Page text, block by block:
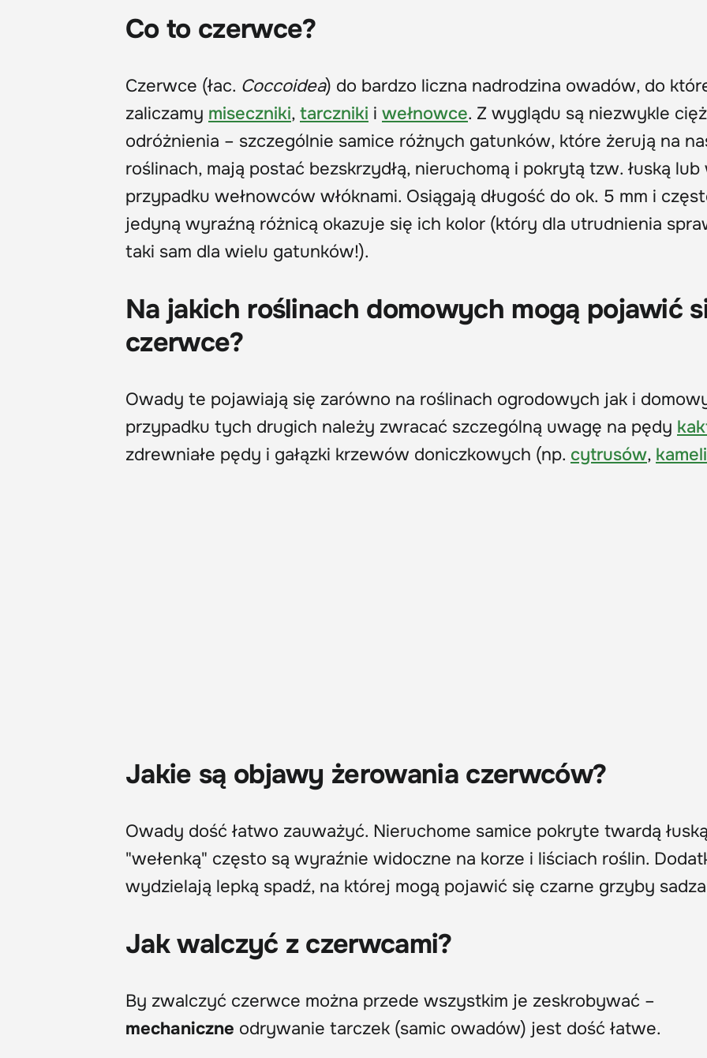
Co to czerwce?
Czerwce (łac. Coccoidea) do bardzo liczna nadrodzina owadów, do
zaliczamy miseczniki, tarczniki i wełnowce. Z wyglądu są niezwykle
odróżnienia – szczególnie samice różnych gatunków, które żerują na
roślinach, mają postać bezskrzydłą, nieruchomą i pokrytą tzw. łuską lub
przypadku wełnowców włóknami. Osiągają długość do ok. 5 mm i
jedyną wyraźną różnicą okazuje się ich kolor (który dla utrudnienia
taki sam dla wielu gatunków!).
Na jakich roślinach domowych mogą pojawić
czerwce?
Owady te pojawiają się zarówno na roślinach ogrodowych jak i
przypadku tych drugich należy zwracać szczególną uwagę na pędy
zdrewniałe pędy i gałązki krzewów doniczkowych (np. cytrusów,
Jakie są objawy żerowania czerwców?
Owady dość łatwo zauważyć. Nieruchome samice pokryte twardą
"wełenką" często są wyraźnie widoczne na korze i liściach roślin.
wydzielają lepką spadź, na której mogą pojawić się czarne grzyby
Jak walczyć z czerwcami?
By zwalczyć czerwce można przede wszystkim je zeskrobywać –
mechaniczne odrywanie tarczek (samic owadów) jest dość łatwe.